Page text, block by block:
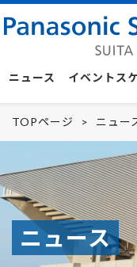
ニュース イベントス
TOPページ ニュー
ニュース